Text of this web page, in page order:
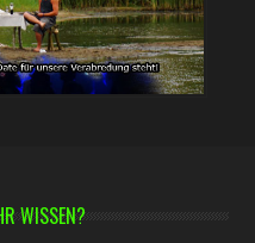
WISSEN?